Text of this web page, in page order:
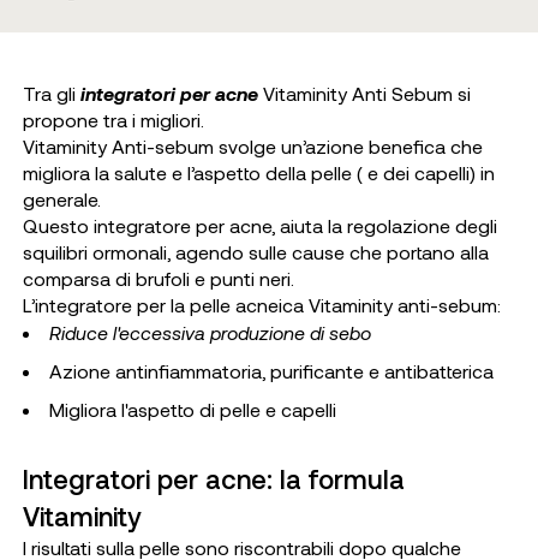
Tra gli integratori per acne Vitaminity Anti Sebum si
propone tra i migliori.
Vitaminity Anti-sebum svolge un’azione benefica che
migliora la salute e l’aspetto della pelle ( e dei capelli) in
generale.
Questo integratore per acne, aiuta la regolazione degli
squilibri ormonali, agendo sulle cause che portano alla
comparsa di brufoli e punti neri.
L’integratore per la pelle acneica Vitaminity anti-sebum:
Riduce l'eccessiva produzione di sebo
Azione antinfiammatoria, purificante e antibatterica
Migliora l'aspetto di pelle e capelli
Integratori per acne: la formula
Vitaminity
I risultati sulla pelle sono riscontrabili dopo qualche